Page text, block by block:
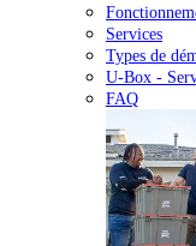
Services
Types de
U-Box -
FAQ